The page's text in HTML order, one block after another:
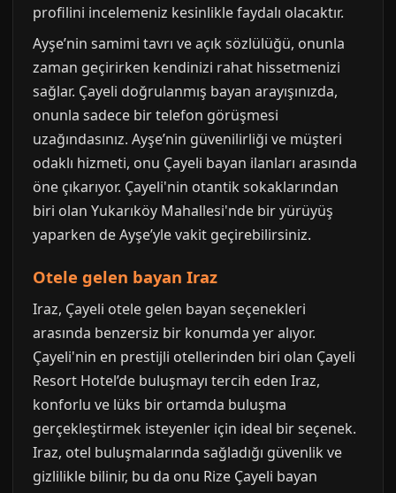
profilini incelemeniz kesinlikle faydalı olacaktır.
Ayşe’nin samimi tavrı ve açık sözlülüğü, onunla
zaman geçirirken kendinizi rahat hissetmenizi
sağlar. Çayeli doğrulanmış bayan arayışınızda,
onunla sadece bir telefon görüşmesi
uzağındasınız. Ayşe’nin güvenilirliği ve müşteri
odaklı hizmeti, onu Çayeli bayan ilanları arasında
öne çıkarıyor. Çayeli'nin otantik sokaklarından
biri olan Yukarıköy Mahallesi'nde bir yürüyüş
yaparken de Ayşe’yle vakit geçirebilirsiniz.
Otele gelen bayan Iraz
Iraz, Çayeli otele gelen bayan seçenekleri
arasında benzersiz bir konumda yer alıyor.
Çayeli'nin en prestijli otellerinden biri olan Çayeli
Resort Hotel’de buluşmayı tercih eden Iraz,
konforlu ve lüks bir ortamda buluşma
gerçekleştirmek isteyenler için ideal bir seçenek.
Iraz, otel buluşmalarında sağladığı güvenlik ve
gizlilikle bilinir, bu da onu Rize Çayeli bayan